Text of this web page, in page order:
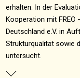
erhalten. In der
Kooperation mit FREO
Deutschland e.V. in
Strukturqualität sowie
untersucht.